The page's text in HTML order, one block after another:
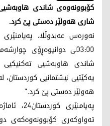
کۆبوونەوەی شاندی
شاری هەولێر دەستی پێ کرد.
شاندی هاوبەشیی
یەکێتیی نیشتمانیی
هەولێر دەستی پێ کرد."